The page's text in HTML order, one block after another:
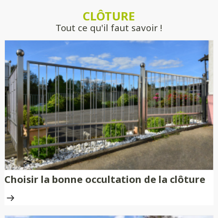
engagement.CLÔTURE
Tout ce qu'il faut savoir !
Choisir la bonne occultation de la clôture